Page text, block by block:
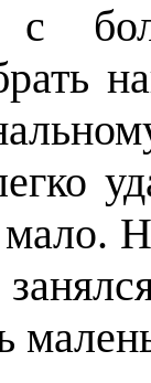
с
мало.